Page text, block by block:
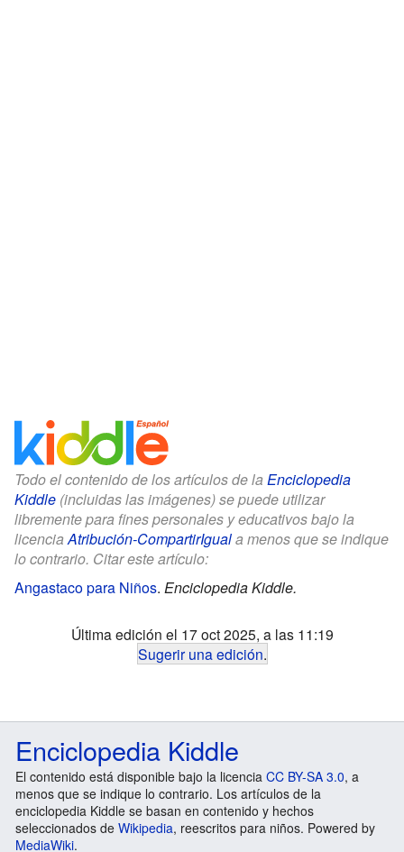
Todo el contenido de los artículos de la Enciclopedia
Kiddle (incluidas las imágenes) se puede utilizar
libremente para fines personales y educativos bajo la
licenciaAtribución-CompartirIguala menos que se indique
lo contrario. Citar este artículo:
Angastaco para Niños. Enciclopedia Kiddle.
Última edición el 17 oct 2025, a las 11:19
Sugerir una edición.
Enciclopedia Kiddle
El contenido está disponible bajo la licencia CC BY-SA 3.0, a
menos que se indique lo contrario. Los artículos de la
enciclopedia Kiddle se basan en contenido y hechos
seleccionados de Wikipedia, reescritos para niños. Powered by
MediaWiki.